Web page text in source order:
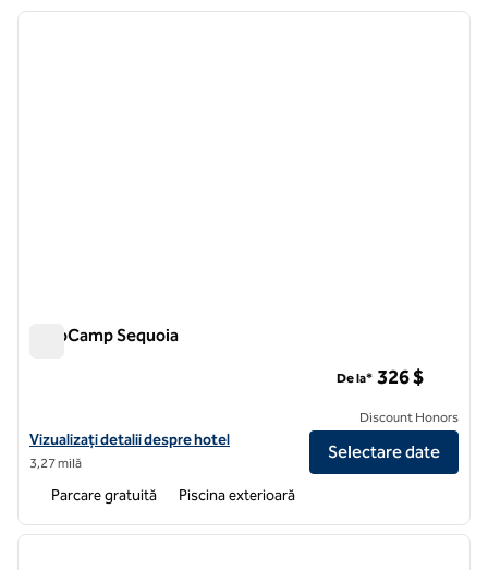
1 din 12
AutoCamp Sequoia
Vizualizați detaliile hotelului pentru AutoCamp Sequoia
Vizualizați detalii despre hotel
3,27 milă
De la* 326 $
Discount Honors
Selectare date
Parcare gratuită Piscina exterioară
1 din 12